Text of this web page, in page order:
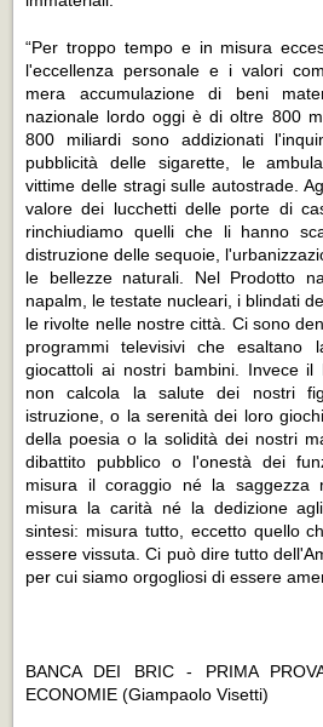
“Per troppo tempo e in misura
l'eccellenza personale e i valori
mera accumulazione di beni
nazionale lordo oggi è di oltre 800
800 miliardi sono addizionati
pubblicità delle sigarette, le
vittime delle stragi sulle autostrade.
valore dei lucchetti delle porte di
rinchiudiamo quelli che li hanno
distruzione delle sequoie,
le bellezze naturali. Nel Prodotto
napalm, le testate nucleari, i blindati
le rivolte nelle nostre città. Ci sono
programmi televisivi che esaltano
giocattoli ai nostri bambini. Invece il
non calcola la salute dei nostri
istruzione, o la serenità dei loro
della poesia o la solidità dei nostri
dibattito pubblico o l'onestà dei
misura il coraggio né la saggezza
misura la carità né la dedizione
sintesi: misura tutto, eccetto quello
essere vissuta. Ci può dire tutto
per cui siamo orgogliosi di essere
BANCA DEI BRIC - PRIMA
ECONOMIE (Giampaolo Visetti)